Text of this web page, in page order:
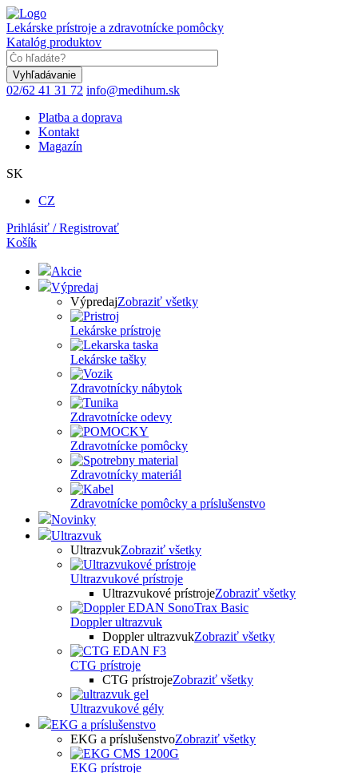
Skočiť
na
hlavný
obsah
Lekárske prístroje a zdravotnícke pomôcky
Katalóg produktov
02/62 41 31 72 info@medihum.sk
Platba a doprava
Kontakt
Magazín
SK
CZ
Prihlásiť / Registrovať
Košík
Akcie
Výpredaj
VýpredajZobraziť všetky
Lekárske prístroje
Lekárske tašky
Zdravotnícky nábytok
Zdravotnícke odevy
Zdravotnícke pomôcky
Zdravotnícky materiál
Zdravotnícke pomôcky a príslušenstvo
Novinky
Ultrazvuk
UltrazvukZobraziť všetky
Ultrazvukové prístroje
Ultrazvukové prístrojeZobraziť všetky
Doppler ultrazvuk
Doppler ultrazvukZobraziť všetky
CTG prístroje
CTG prístrojeZobraziť všetky
Ultrazvukové gély
EKG a príslušenstvo
EKG a príslušenstvoZobraziť všetky
EKG prístroje